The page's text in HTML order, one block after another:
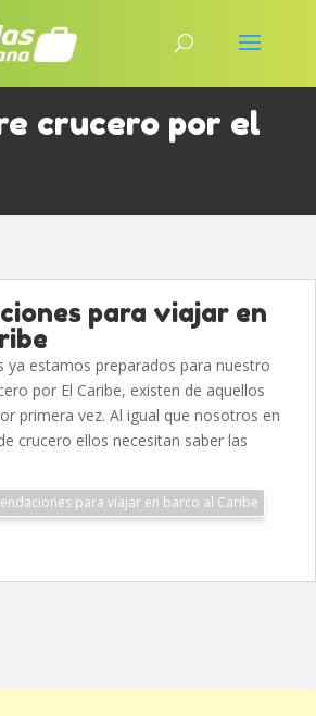
crucero por el
para viajar en
ya estamos preparados para nuestro
por El Caribe, existen de aquellos
primera vez. Al igual que nosotros en
crucero ellos necesitan saber las
para viajar en barco al Caribe